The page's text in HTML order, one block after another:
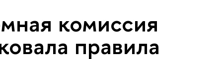
комиссия
правила